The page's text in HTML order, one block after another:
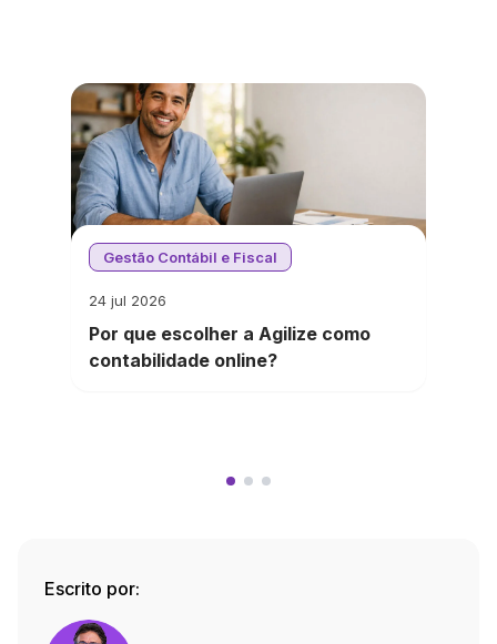
Gestão Contábil e Fiscal
24 jul 2026
Por que escolher a Agilize como
contabilidade online?
Escrito por: